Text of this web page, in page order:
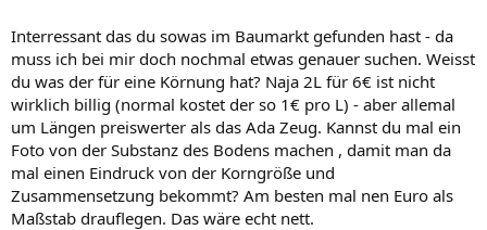
Interressant das du sowas im Baumarkt gefunden hast - da
muss ich bei mir doch nochmal etwas genauer suchen. Weisst
du was der für eine Körnung hat? Naja 2L für 6€ ist nicht
wirklich billig (normal kostet der so 1€ pro L) - aber allemal
um Längen preiswerter als das Ada Zeug. Kannst du mal ein
Foto von der Substanz des Bodens machen , damit man da
mal einen Eindruck von der Korngröße und
Zusammensetzung bekommt? Am besten mal nen Euro als
Maßstab drauflegen. Das wäre echt nett.